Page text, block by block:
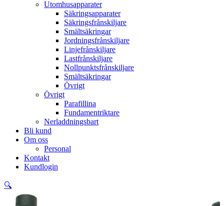
Utomhusapparater
Säkringsapparater
Säkringsfrånskiljare
Smältsäkringar
Jordningsfrånskiljare
Linjefrånskiljare
Lastfrånskiljare
Nollpunktsfrånskiljare
Smältsäkringar
Övrigt
Övrigt
Parafillina
Fundamentriktare
Nerladdningsbart
Bli kund
Om oss
Personal
Kontakt
Kundlogin
🔍